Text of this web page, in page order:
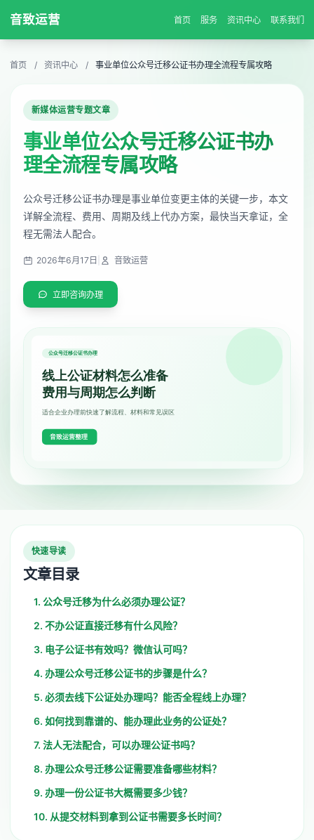
音致运营 首页 服务 资讯中心 联系我们
首页 / 资讯中心 / 事业单位公众号迁移公证书办理全流程专属攻略
新媒体运营专题文章
事业单位公众号迁移公证书办
理全流程专属攻略
公众号迁移公证书办理是事业单位变更主体的关键一步，本文
详解全流程、费用、周期及线上代办方案，最快当天拿证，全
程无需法人配合。
2026年6月17日 音致运营
立即咨询办理
快速导读
文章目录
1. 公众号迁移为什么必须办理公证？
2. 不办公证直接迁移有什么风险？
3. 电子公证书有效吗？微信认可吗？
4. 办理公众号迁移公证书的步骤是什么？
5. 必须去线下公证处办理吗？能否全程线上办理？
6. 如何找到靠谱的、能办理此业务的公证处？
7. 法人无法配合，可以办理公证书吗？
8. 办理公众号迁移公证需要准备哪些材料？
9. 办理一份公证书大概需要多少钱？
10. 从提交材料到拿到公证书需要多长时间？